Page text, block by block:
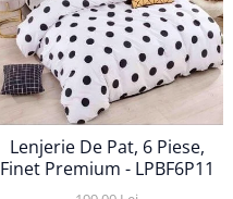
Lenjerie De Pat, 6 Piese,
Finet Premium - LPBF6P11